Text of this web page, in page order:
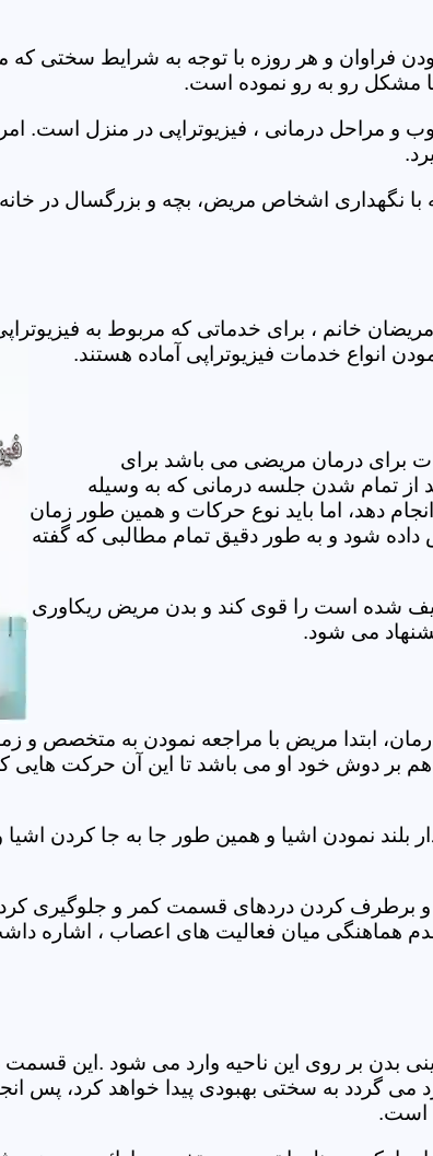
فراوان و هر روزه با توجه به شرایط سختی
مشکل رو به رو نموده است.
مراحل درمانی ، فیزیوتراپی در منزل است.
نگهداری اشخاص مریض، بچه و بزرگسال در
خانم ، برای خدماتی که مربوط به
انواع خدمات فیزیوتراپی آماده هستند.
برای درمان مریضی می باشد برای
از تمام شدن جلسه درمانی که به وسیله
دهد، اما باید نوع حرکات و همین طور زمان
داده شود و به طور دقیق تمام مطالبی که گفته
شده است را قوی کند و بدن مریض ریکاوری
می شود.
ابتدا مریض با مراجعه نمودن به متخصص و
بر دوش خود او می باشد تا این آن حرکت هایی
نمودن اشیا و همین طور جا به جا کردن
و برطرف کردن دردهای قسمت کمر و
هماهنگی میان فعالیت های اعصاب ، اشاره
بر روی این ناحیه وارد می شود .این قسمت
می گردد به سختی بهبودی پیدا خواهد کرد، پس
است.